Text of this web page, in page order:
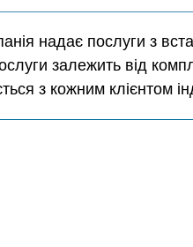
надає послуги з
залежить від
з кожним клієнтом